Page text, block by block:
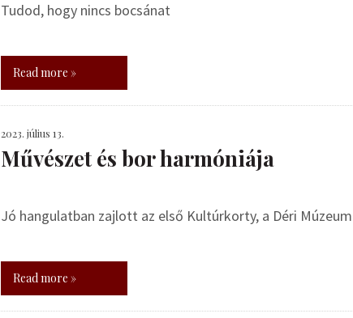
Tudod, hogy nincs bocsánat
Read more »
2023. július 13.
Művészet és bor harmóniája
Jó hangulatban zajlott az első Kultúrkorty, a Déri
Read more »